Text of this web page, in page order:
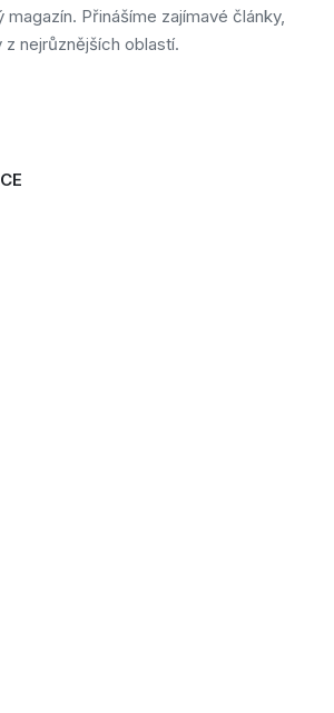
magazín. Přinášíme zajímavé články,
nejrůznějších oblastí.